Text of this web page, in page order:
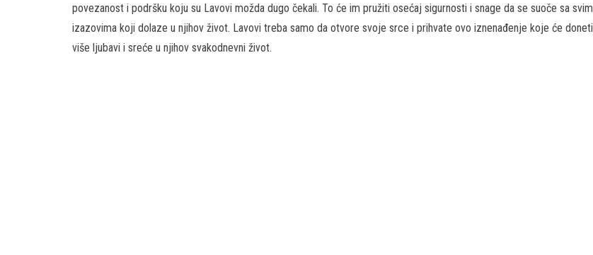
povezanost i podršku koju su Lavovi možda dugo čekali. To će im pružiti osećaj sigurnosti i snage da se suoče sa svim
izazovima koji dolaze u njihov život. Lavovi treba samo da otvore svoje srce i prihvate ovo iznenađenje koje će doneti
više ljubavi i sreće u njihov svakodnevni život.